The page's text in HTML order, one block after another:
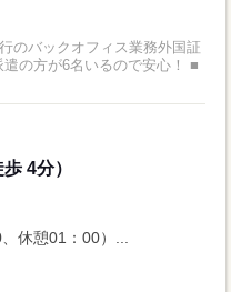
のバックオフィス業務外国証
の方が6名いるので安心！ ■
4分）
休憩01：00）...